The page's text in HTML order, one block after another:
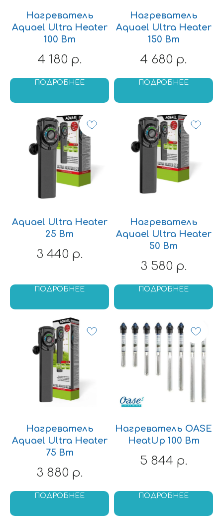
Нагреватель
Aquael Ultra Heater
100 Вт
4 180 р.
ПОДРОБНЕЕ
Нагреватель
Aquael Ultra Heater
150 Вт
4 680 р.
ПОДРОБНЕЕ
Aquael Ultra Heater
25 Вт
3 440 р.
ПОДРОБНЕЕ
Нагреватель
Aquael Ultra Heater
50 Вт
3 580 р.
ПОДРОБНЕЕ
Нагреватель
Aquael Ultra Heater
75 Вт
3 880 р.
ПОДРОБНЕЕ
Нагреватель OASE
HeatUp 100 Вт
5 844 р.
ПОДРОБНЕЕ